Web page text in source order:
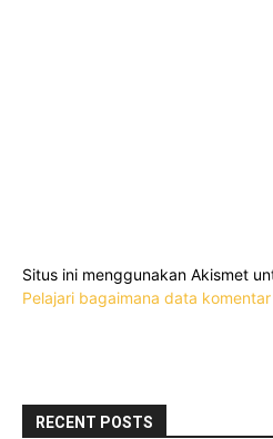
Situs ini menggunakan Akismet
Pelajari bagaimana data
RECENT POSTS